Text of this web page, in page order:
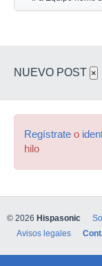
NUEVO POST ×
Regístrate o
hilo
© 2026 Hispasonic
Avisos legales